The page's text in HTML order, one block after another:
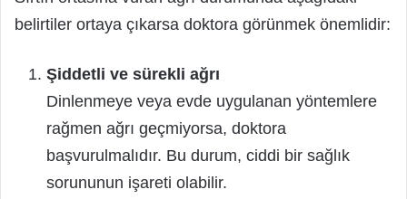
belirtiler ortaya çıkarsa doktora görünmek önemlidir:
Şiddetli ve sürekli ağrı
Dinlenmeye veya evde uygulanan yöntemlere
rağmen ağrı geçmiyorsa, doktora
başvurulmalıdır. Bu durum, ciddi bir sağlık
sorununun işareti olabilir.